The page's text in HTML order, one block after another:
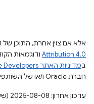
אלא אם צוין אחרת, התוכן של
Attribution 4.0 ודוגמאות
במדיניות האתר Google Developers‏
חברת Oracle ו/או של השותפים העצמאיים שלה.
עדכון אחרון: 2025-08-08 (שעון UTC).